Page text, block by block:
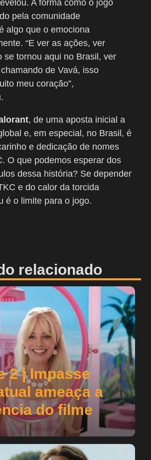
A forma como o jogo
pela comunidade
algo que o emociona
“E ver as ações, ver
se tornou aqui no Brasil, ver
de Vavá, isso
meu coração”,
, de uma aposta inicial a
e, em especial, no Brasil, é
e dedicação de nomes
O que podemos esperar dos
dessa história? Se depender
e do calor da torcida
é o limite para o jogo.
relacionado
2 | Impasse
ameaça a
do filme